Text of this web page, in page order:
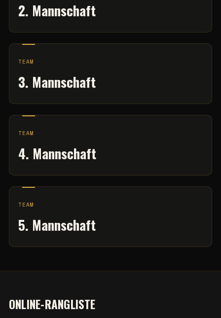
2. Mannschaft
TEAM
3. Mannschaft
TEAM
4. Mannschaft
TEAM
5. Mannschaft
ONLINE-RANGLISTE